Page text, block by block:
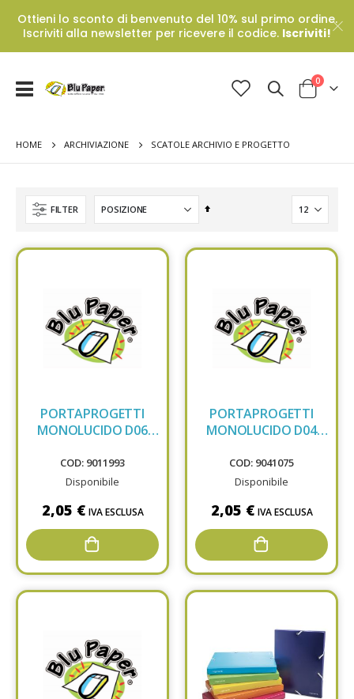
Ottieni lo sconto di benvenuto del 10% sul primo ordine.
Iscriviti alla newsletter per ricevere il codice. Iscriviti!
Toggle
Cart
0Prodotti
HOME ARCHIVIAZIONE SCATOLE ARCHIVIO E PROGETTO
FILTER
Set
PORTAPROGETTI
MONOLUCIDO D06
COD: 9011993
Disponibile
2,05 € IVA ESCLUSA
PORTAPROGETTI
MONOLUCIDO D04
COD: 9041075
Disponibile
2,05 € IVA ESCLUSA